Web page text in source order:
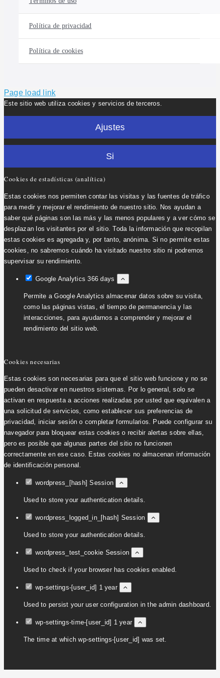
Política de privacidad
Política de cookies
Page load link
Este sitio web utiliza cookies y servicios de terceros.
Ajustes
Si
Cookies de estadísticas (analítica)
Estas cookies nos permiten contar las visitas y las fuentes de tráfico
para medir y mejorar el rendimiento de nuestro sitio. Nos ayudan a
saber qué páginas son las más y las menos populares y a ver cómo se
desplazan los visitantes por el sitio. Toda la información que recopilan
estas cookies es agregada y, por tanto, anónima. Si no permite estas
cookies, no sabremos cuándo ha visitado nuestro sitio ni podremos
supervisar su rendimiento.
Google Analytics366 days
Permite a Google Analytics almacenar datos sobre su visita,
como las páginas vistas, el tiempo de permanencia y las
interacciones, para ayudarnos a comprender y mejorar el
rendimiento del sitio web.
Cookies necesarias
Estas cookies son necesarias para que el sitio web funcione y no se
pueden desactivar en nuestros sistemas. Por lo general, solo se
activan en respuesta a acciones realizadas por usted que equivalen a
una solicitud de servicios, como establecer sus preferencias de
privacidad, iniciar sesión o completar formularios. Puede configurar su
navegador para bloquear estas cookies o recibir alertas sobre ellas,
pero es posible que algunas partes del sitio no funcionen
correctamente en ese caso. Estas cookies no almacenan información
de identificación personal.
wordpress_[hash]Session
Used to store your authentication details.
wordpress_logged_in_[hash] Session
Used to store your authentication details.
wordpress_test_cookie Session
Used to check if your browser has cookies enabled.
wp-settings-[user_id] 1 year
Used to persist your user configuration in the admin dashboard.
wp-settings-time-[user_id] 1 year
The time at which wp-settings-[user_id] was set.